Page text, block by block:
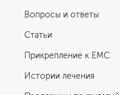
Вопросы и ответы
Статьи
Прикрепление к EMC
Истории лечения